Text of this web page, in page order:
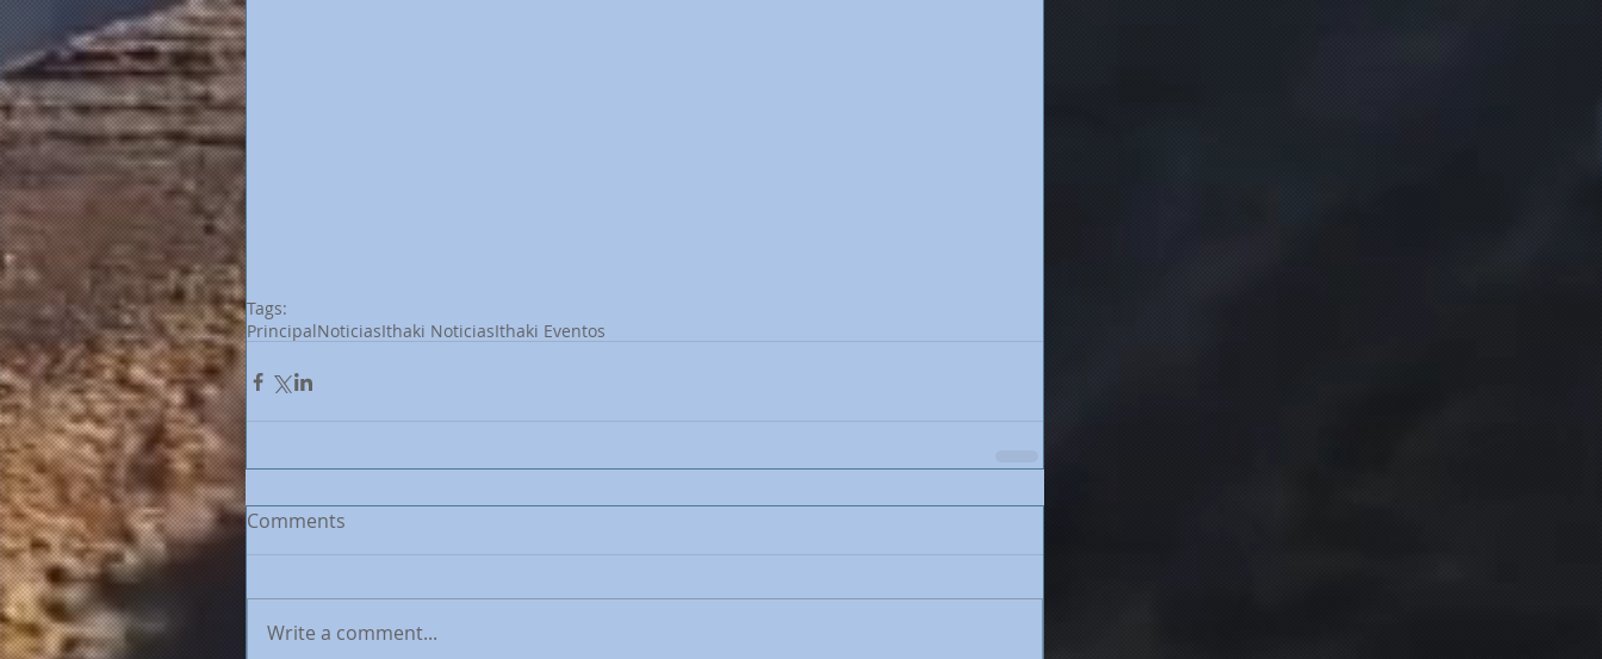
Tags:
PrincipalNoticiasIthaki NoticiasIthaki Eventos
Comments
Write a comment...